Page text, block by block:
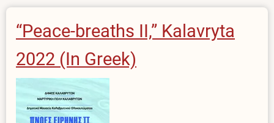
“Peace-breaths II,” Kalavryta
2022 (In Greek)